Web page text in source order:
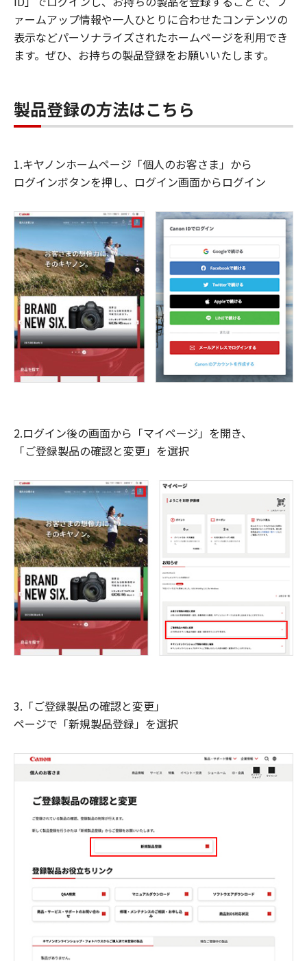
ァームアップ情報や一人ひとりに合わせたコンテンツの
表示などパーソナライズされたホームページを利用でき
ます。ぜひ、お持ちの製品登録をお願いいたします。
製品登録の方法はこちら
1.キヤノンホームページ「個人のお客さま」から
ログインボタンを押し、ログイン画面からログイン
2.ログイン後の画面から「マイページ」を開き、
「ご登録製品の確認と変更」を選択
3.「ご登録製品の確認と変更」
ページで「新規製品登録」を選択